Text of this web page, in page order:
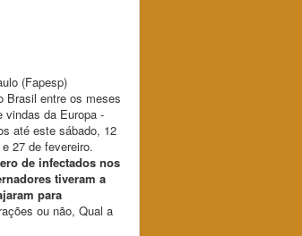
(Fapesp)
Brasil entre os meses
vindas da Europa -
até este sábado, 12
27 de fevereiro.
de infectados nos
tiveram a
para
ou não, Qual a